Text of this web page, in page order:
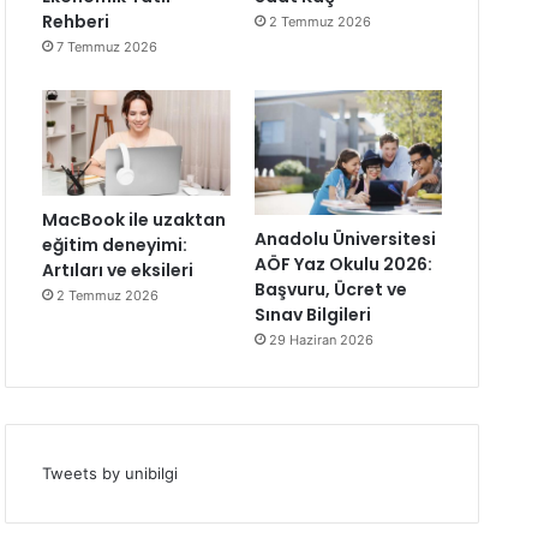
Rehberi
7 Temmuz 2026
2 Temmuz 2026
MacBook ile uzaktan
eğitim deneyimi:
Artıları ve eksileri
2 Temmuz 2026
Anadolu Üniversitesi
AÖF Yaz Okulu 2026:
Başvuru, Ücret ve
Sınav Bilgileri
29 Haziran 2026
Tweets by unibilgi